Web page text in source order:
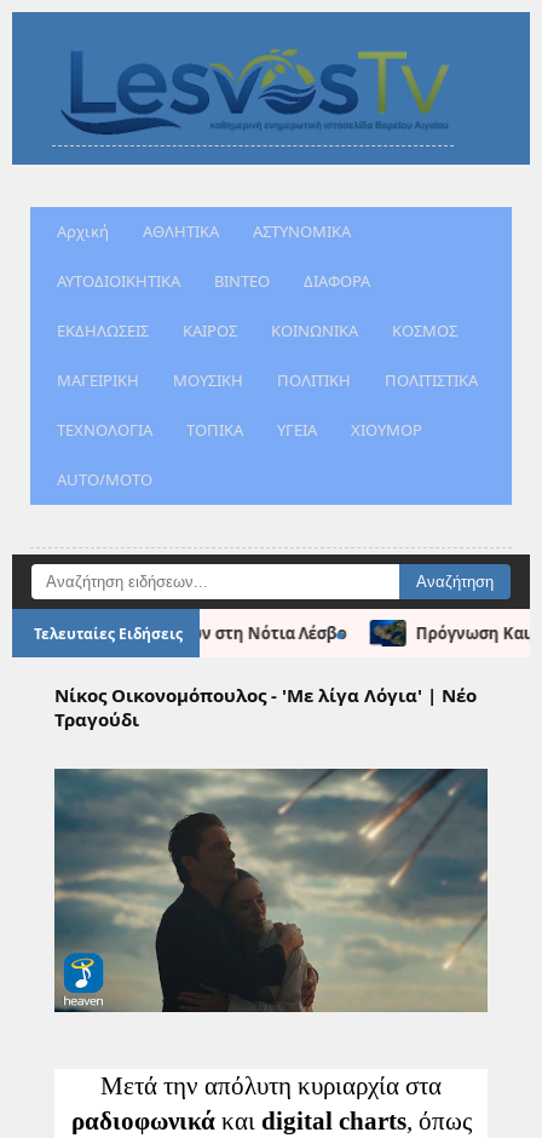
Αρχική ΑΘΛΗΤΙΚΑ ΑΣΤΥΝΟΜΙΚΑ
ΑΥΤΟΔΙΟΙΚΗΤΙΚΑ ΒΙΝΤΕΟ ΔΙΑΦΟΡΑ
ΕΚΔΗΛΩΣΕΙΣ ΚΑΙΡΟΣ ΚΟΙΝΩΝΙΚΑ ΚΟΣΜΟΣ
ΜΑΓΕΙΡΙΚΗ ΜΟΥΣΙΚΗ ΠΟΛΙΤΙΚΗ ΠΟΛΙΤΙΣΤΙΚΑ
ΤΕΧΝΟΛΟΓΙΑ ΤΟΠΙΚΑ ΥΓΕΙΑ ΧΙΟΥΜΟΡ
AUTO/MOTO
Τελευταίες Ειδήσεις
των κουρσάρων στη Νότια Λέσβο
● Πρόγνωση Καιρού
Νίκος Οικονομόπουλος - 'Με λίγα Λόγια' | Νέο
Τραγούδι
Μετά την απόλυτη κυριαρχία στα
ραδιοφωνικά και digital charts, όπως